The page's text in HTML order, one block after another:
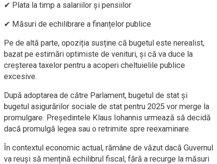
✔ Plata la timp a salariilor și pensiilor
✔ Măsuri de echilibrare a finanțelor publice
Pe de altă parte, opoziția susține că bugetul este nerealist,
bazat pe estimări optimiste de venituri, și că va duce la
creșterea taxelor pentru a acoperi cheltuielile publice
excesive.
După adoptarea de către Parlament, bugetul de stat și
bugetul asigurărilor sociale de stat pentru 2025 vor merge la
promulgare. Președintele Klaus Iohannis urmează să decidă
dacă promulgă legea sau o retrimite spre reexaminare.
În contextul economic actual, rămâne de văzut dacă Guvernul
va reuși să mențină echilibrul fiscal, fără a recurge la măsuri